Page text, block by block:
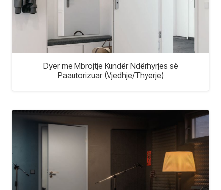
Dyer me Mbrojtje Kundër Ndërhyrjes së
Paautorizuar (Vjedhje/Thyerje)